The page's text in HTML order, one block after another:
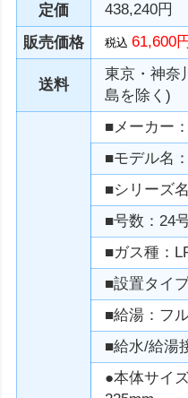
定価
438,240円
販売価格
税込61,600円
送料
東京・神奈
島を除く)
■メーカー
■モデル名
■シリーズ
■号数：24
■ガス種：
■設置タイ
■給湯：フ
■給水/給湯
●本体サイ